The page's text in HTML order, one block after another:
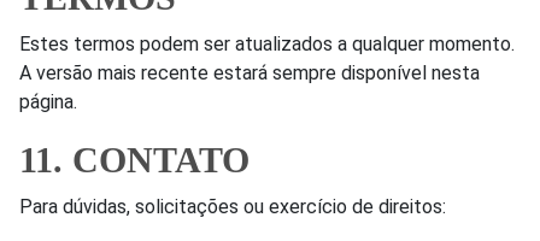
Estes termos podem ser atualizados a qualquer momento.
A versão mais recente estará sempre disponível nesta
página.
11. CONTATO
Para dúvidas, solicitações ou exercício de direitos: